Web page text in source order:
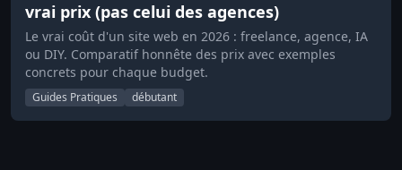
vrai prix (pas celui des agences)
Le vrai coût d'un site web en 2026 : freelance, agence, IA
ou DIY. Comparatif honnête des prix avec exemples
concrets pour chaque budget.
Guides Pratiques débutant